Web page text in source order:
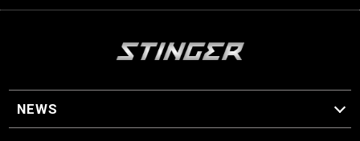
NEWS